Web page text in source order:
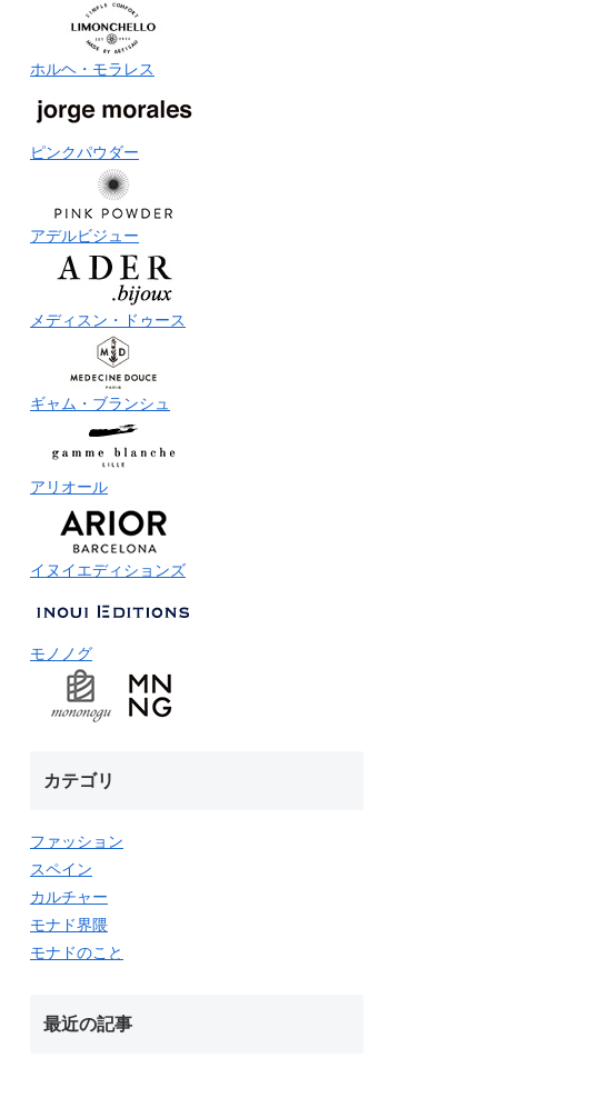
ホルヘ・モラレス
ピンクパウダー
アデルビジュー
メディスン・ドゥース
ギャム・ブランシュ
アリオール
イヌイエディションズ
モノノグ
カテゴリ
ファッション
スペイン
カルチャー
モナド界隈
モナドのこと
最近の記事